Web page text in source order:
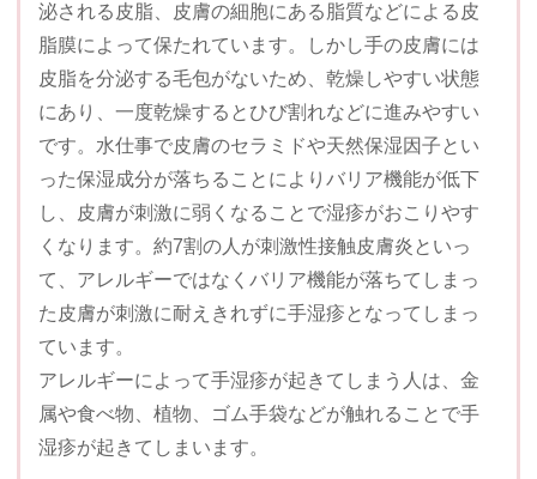
泌される皮脂、皮膚の細胞にある脂質などによる皮
脂膜によって保たれています。しかし手の皮膚には
皮脂を分泌する毛包がないため、乾燥しやすい状態
にあり、一度乾燥するとひび割れなどに進みやすい
です。水仕事で皮膚のセラミドや天然保湿因子とい
った保湿成分が落ちることによりバリア機能が低下
し、皮膚が刺激に弱くなることで湿疹がおこりやす
くなります。約7割の人が刺激性接触皮膚炎といっ
て、アレルギーではなくバリア機能が落ちてしまっ
た皮膚が刺激に耐えきれずに手湿疹となってしまっ
ています。
アレルギーによって手湿疹が起きてしまう人は、金
属や食べ物、植物、ゴム手袋などが触れることで手
湿疹が起きてしまいます。